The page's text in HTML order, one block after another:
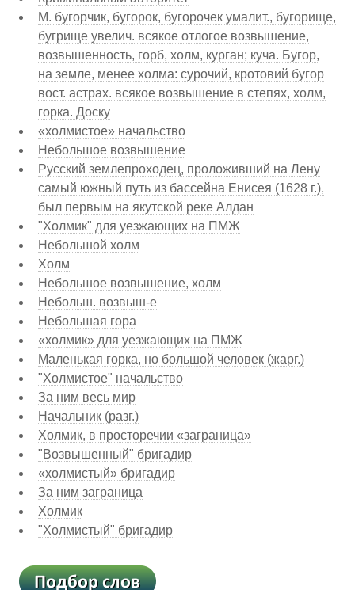
М. бугорчик, бугорок, бугорочек умалит., бугорище,
бугрище увелич. всякое отлогое возвышение,
возвышенность, горб, холм, курган; куча. Бугор,
на земле, менее холма: сурочий, кротовий бугор
вост. астрах. всякое возвышение в степях, холм,
горка. Доску
«холмистое» начальство
Небольшое возвышение
Русский землепроходец, проложивший на Лену
самый южный путь из бассейна Енисея (1628 г.),
был первым на якутской реке Алдан
"Холмик" для уезжающих на ПМЖ
Небольшой холм
Холм
Небольшое возвышение, холм
Небольш. возвыш-е
Небольшая гора
«холмик» для уезжающих на ПМЖ
Маленькая горка, но большой человек (жарг.)
"Холмистое" начальство
За ним весь мир
Начальник (разг.)
Холмик, в просторечии «заграница»
"Возвышенный" бригадир
«холмистый» бригадир
За ним заграница
Холмик
"Холмистый" бригадир